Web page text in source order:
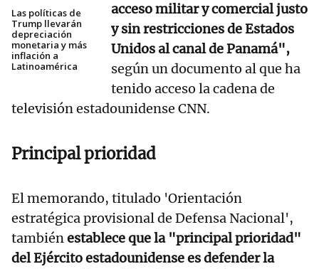
Las políticas de
Trump llevarán
depreciación
monetaria y más
inflación a
Latinoamérica
acceso militar y comercial justo
y sin restricciones de Estados
Unidos al canal de Panamá",
según un documento al que ha
tenido acceso la cadena de
televisión estadounidense CNN.
Principal prioridad
El memorando, titulado 'Orientación
estratégica provisional de Defensa Nacional',
tambiénestablece que la "principal prioridad"
del Ejército estadounidense es defender la